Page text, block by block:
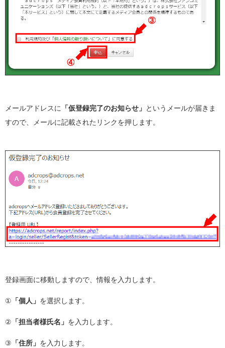
メールアドレスに 「仮登録完了のお知らせ」
というメールが届きま
すので、メールに記載されたリンクを押します。
登録画面に移動しますので、情報を入力します。
① 「個人」 を選択します。
② 「担当者様氏名」 を入力します。
③ 「住所」 を入力します。